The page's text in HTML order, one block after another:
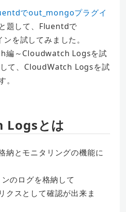
でout_mongoプラグイ
題して、Fluentdで
を試してみました。
編～Cloudwatch Logsを試
て、CloudWatch Logsを試
。
Logsとは
納とモニタリングの機能に
のログを格納して
スとして確認が出来ま